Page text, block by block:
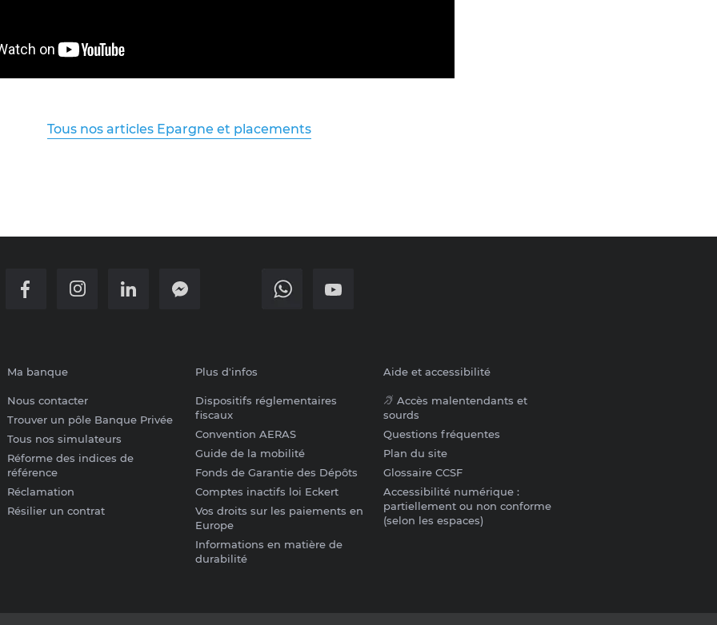
Tous nos articles Epargne et placements
Ma banque
Nous contacter
Trouver un pôle Banque Privée
Tous nos simulateurs
Réforme des indices de
référence
Réclamation
Résilier un contrat
Plus d'infos
Dispositifs réglementaires
fiscaux
Convention AERAS
Guide de la mobilité
Fonds de Garantie des Dépôts
Comptes inactifs loi Eckert
Vos droits sur les paiements en
Europe
Informations en matière de
durabilité
Aide et accessibilité
Accès malentendants et
sourds
Questions fréquentes
Plan du site
Glossaire CCSF
Accessibilité numérique :
partiellement ou non conforme
(selon les espaces)